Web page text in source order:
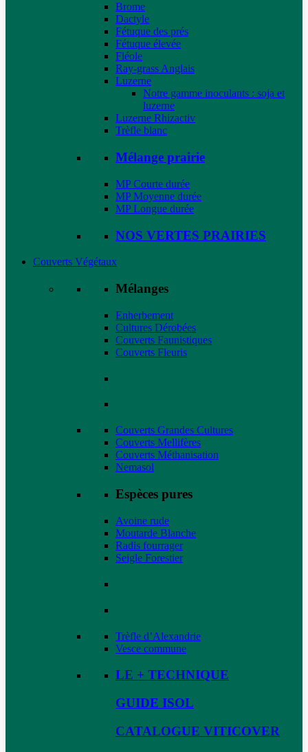
Brome
Dactyle
Fétuque des prés
Fétuque élevée
Fléole
Ray-grass Anglais
Luzerne
Notre gamme inoculants : soja et
luzerne
Luzerne Rhizactiv
Trèfle blanc
Mélange prairie
MP Courte durée
MP Moyenne durée
MP Longue durée
NOS VERTES PRAIRIES
Couverts Végétaux
Mélanges
Enherbement
Cultures Dérobées
Couverts Faunistiques
Couverts Fleuris
Couverts Grandes Cultures
Couverts Mellifères
Couverts Méthanisation
Nemasol
Espèces pures
Avoine rude
Moutarde Blanche
Radis fourrager
Seigle Forestier
Trèfle d’Alexandrie
Vesce commune
LE + TECHNIQUE
GUIDE ISOL
CATALOGUE VITICOVER